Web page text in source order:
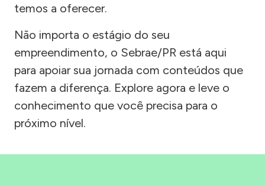
temos a oferecer.
Não importa o estágio do seu
empreendimento, o Sebrae/PR está aqui
para apoiar sua jornada com conteúdos que
fazem a diferença. Explore agora e leve o
conhecimento que você precisa para o
próximo nível.